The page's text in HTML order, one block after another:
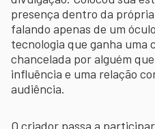
presença dentro da
falando apenas de um
tecnologia que ganha uma
chancelada por alguém
influência e uma relação
audiência.
O criador passa a